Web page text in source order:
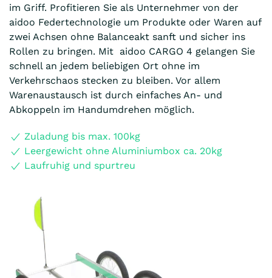
im Griff. Profitieren Sie als Unternehmer von der
aidoo Federtechnologie um Produkte oder Waren auf
zwei Achsen ohne Balanceakt sanft und sicher ins
Rollen zu bringen. Mit aidoo CARGO 4 gelangen Sie
schnell an jedem beliebigen Ort ohne im
Verkehrschaos stecken zu bleiben. Vor allem
Warenaustausch ist durch einfaches An- und
Abkoppeln im Handumdrehen möglich.
Zuladung bis max. 100kg
Leergewicht ohne Aluminiumbox ca. 20kg
Laufruhig und spurtreu